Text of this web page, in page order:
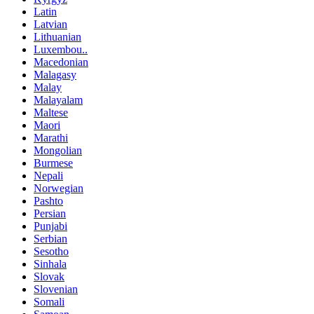
Latin
Latvian
Lithuanian
Luxembou..
Macedonian
Malagasy
Malay
Malayalam
Maltese
Maori
Marathi
Mongolian
Burmese
Nepali
Norwegian
Pashto
Persian
Punjabi
Serbian
Sesotho
Sinhala
Slovak
Slovenian
Somali